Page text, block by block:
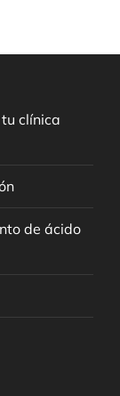
clínica
de ácido